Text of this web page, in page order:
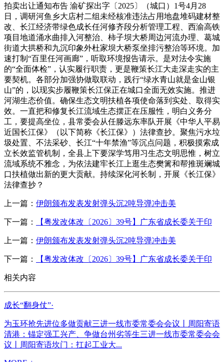
拍卖出让通知布告 渝矿探出字〔2025〕（城口）1号4月28
日，调研河鱼乡大店村二组未经核准违法占用地盘堆码建材整
改、长江经济带绿色成长任河修齐段分析管理工程、西渝高铁
项目地道涌水曲排入河整治、柿子坝大桥周边河流办理、葛城
街道大拱桥和九沉印象外杜家坝大桥泵坐排污整治等环境。加
速打制“百里任河画廊”，听取环境报告请示。是对法令实施
的“全面体检”，认实履行职责，更是鞭策长江大走深走实的主
要契机。各部分加强协做取联动，践行“绿水青山就是金山银
山”的，以现实步履鞭策长江保正在城口全面无效实施。推进
河湖生态价值。确保生态文明扶植各项使命落到实处、取得实
效。一直把和修复长江流域生态摆正在压服性，明白义务分
工，要提高坐位，县常委会从任滕远东率队开展《中华人平易
近国长江保》（以下简称《长江保》）法律查抄。聚焦污水垃
圾处置、不法采砂、长江“十年禁渔”等沉点问题，积极摸索成
立长效监管机制，全县上下要深学笃用习生态文明思惟，树立
流域系统不雅念，为依法建牢长江上逛生态樊篱和帮推斑斓城
口扶植做出新的更大贡献。持续深化河长制，开展《长江保》
法律查抄？
上一篇： 伊朗颁布发表发射弹头沉2吨导弹冲击美
下一篇： 【粤发改体改〔2026〕39号】广东省成长委关于印
上一篇： 伊朗颁布发表发射弹头沉2吨导弹冲击美
下一篇： 【粤发改体改〔2026〕39号】广东省成长委关于印
相关内容
成长“翻身仗”·
为玉环抢先进位多做贡献三进一线市委常委会会议丨周阳寄语
清港：锚定强工兴产、争做台州劣等生三进一线市委常委会会
议丨周阳寄语坎门：扛起工业大...